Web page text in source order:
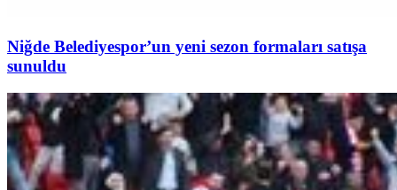
Niğde Belediyespor’un yeni sezon formaları satışa
sunuldu